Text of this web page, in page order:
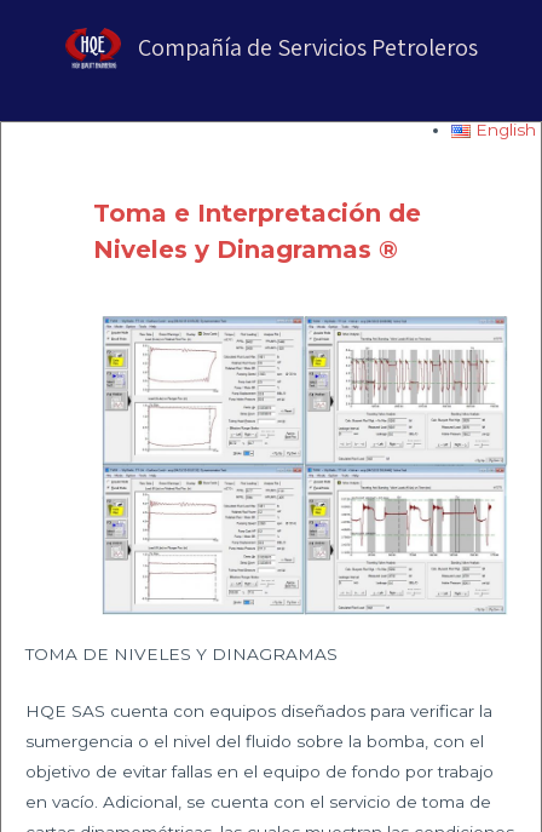
Compañía de Servicios Petroleros
English
Toma e Interpretación de
Niveles y Dinagramas ®
TOMA DE NIVELES Y DINAGRAMAS​
HQE SAS cuenta con equipos diseñados para verificar la
sumergencia o el nivel del fluido sobre la bomba, con el
objetivo de evitar fallas en el equipo de fondo por trabajo
en vacío. Adicional, se cuenta con el servicio de toma de